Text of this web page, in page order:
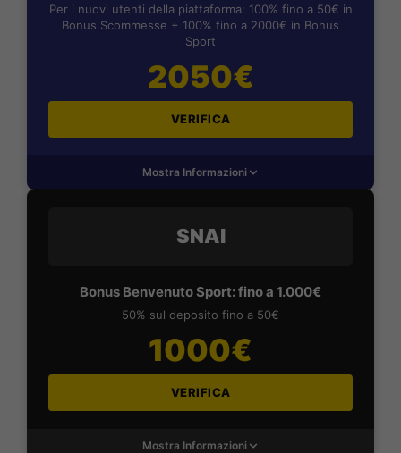
Per i nuovi utenti della piattaforma: 100% fino a 50€ in
Bonus Scommesse + 100% fino a 2000€ in Bonus
Sport
2050€
VERIFICA
Mostra Informazioni
SNAI
Bonus Benvenuto Sport: fino a 1.000€
50% sul deposito fino a 50€
1000€
VERIFICA
Mostra Informazioni